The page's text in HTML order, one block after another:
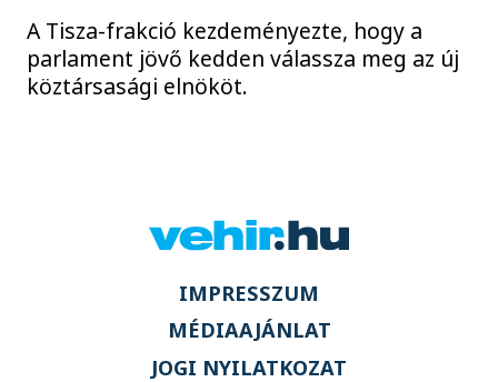
A Tisza-frakció kezdeményezte, hogy a
parlament jövő kedden válassza meg az új
köztársasági elnököt.
IMPRESSZUM
MÉDIAAJÁNLAT
JOGI NYILATKOZAT